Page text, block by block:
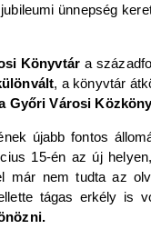
ünnepség
Könyvtár a
, a könyvtár
Győri Városi
újabb fontos
15-én az új
már nem tudta az
tágas erkély is